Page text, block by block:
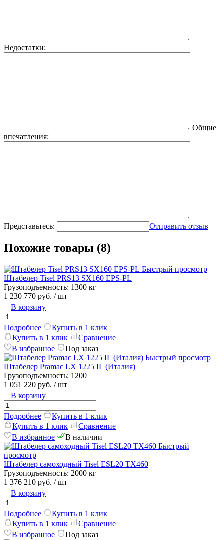
Недостатки:
Общие
впечатления:
Представьтесь: Отправить отзыв
Похожие товары (8)
Быстрый просмотр
Штабелер Tisel PRS13 SX160 EPS-PL
Грузоподъемность: 1300 кг
1 230 770 руб. / шт
В корзину
Подробнее
Купить в 1 клик
Купить в 1 клик
Сравнение
В избранное
Под заказ
Быстрый просмотр
Штабелер Pramac LX 1225 IL (Италия)
Грузоподъемность: 1200
1 051 220 руб. / шт
В корзину
Подробнее
Купить в 1 клик
Купить в 1 клик
Сравнение
В избранное
В наличии
Быстрый
просмотр
Штабелер самоходный Tisel ESL20 TX460
Грузоподъемность: 2000 кг
1 376 210 руб. / шт
В корзину
Подробнее
Купить в 1 клик
Купить в 1 клик
Сравнение
В избранное
Под заказ